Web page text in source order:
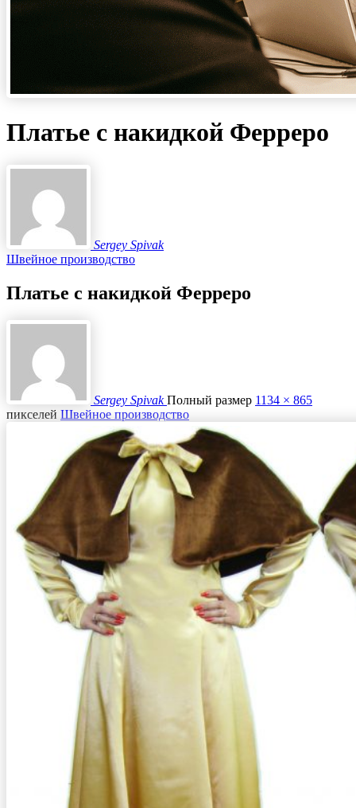
Платье с накидкой Ферреро
Sergey Spivak
Швейное производство
Платье с накидкой Ферреро
Sergey Spivak Полный размер 1134 × 865
пикселей Швейное производство